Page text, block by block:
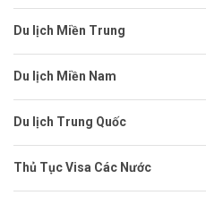
Du lịch Miền Trung
Du lịch Miền Nam
Du lịch Trung Quốc
Thủ Tục Visa Các Nước